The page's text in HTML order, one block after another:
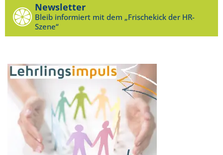
Newsletter
Bleib informiert mit dem „Frischekick der HR-
Szene“